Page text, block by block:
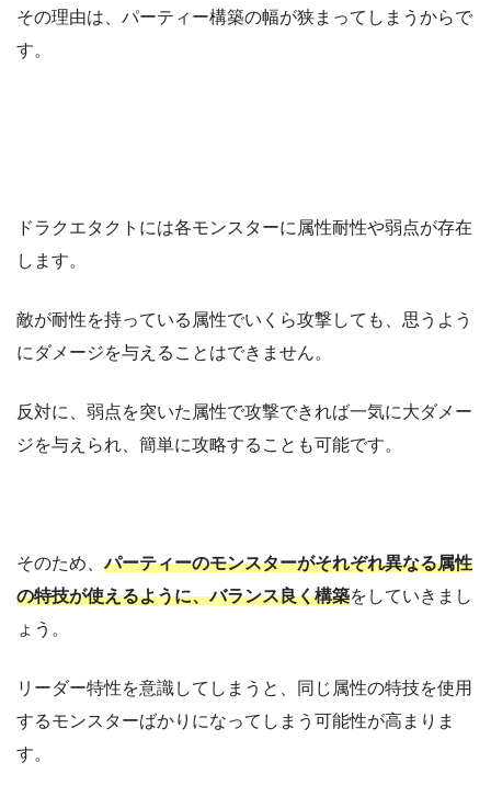
その理由は、パーティー構築の幅が狭まってしまうからで
す。
ドラクエタクトには各モンスターに属性耐性や弱点が存在
します。
敵が耐性を持っている属性でいくら攻撃しても、思うよう
にダメージを与えることはできません。
反対に、弱点を突いた属性で攻撃できれば一気に大ダメー
ジを与えられ、簡単に攻略することも可能です。
そのため、パーティーのモンスターがそれぞれ異なる属性
の特技が使えるように、バランス良く構築をしていきまし
ょう。
リーダー特性を意識してしまうと、同じ属性の特技を使用
するモンスターばかりになってしまう可能性が高まりま
す。